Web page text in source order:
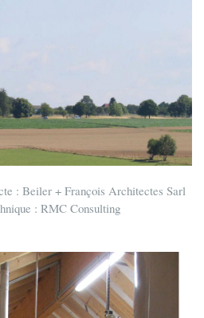
: Beiler + François Architectes Sarl
: RMC Consulting